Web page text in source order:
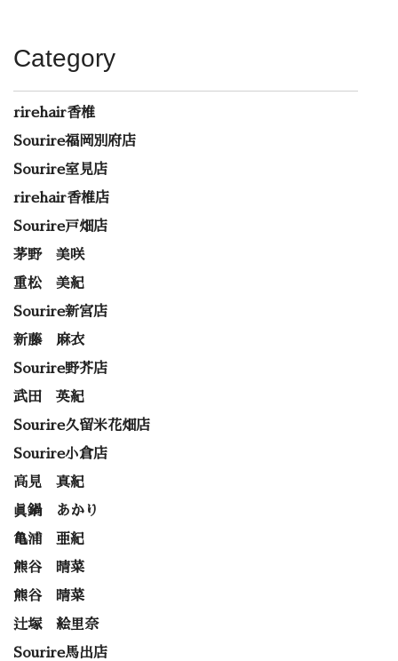
Category
rirehair香椎
Sourire福岡別府店
Sourire室見店
rirehair香椎店
Sourire戸畑店
茅野 美咲
重松 美紀
Sourire新宮店
新藤 麻衣
Sourire野芥店
武田 英紀
Sourire久留米花畑店
Sourire小倉店
高見 真紀
眞鍋 あかり
亀浦 亜紀
熊谷 晴菜
熊谷 晴菜
辻塚 絵里奈
Sourire馬出店